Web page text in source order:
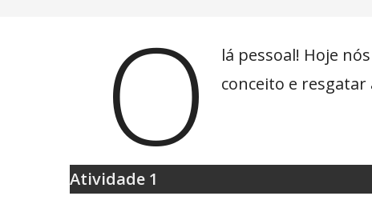
O
lá pessoal! Hoje
conceito e
Atividade 1